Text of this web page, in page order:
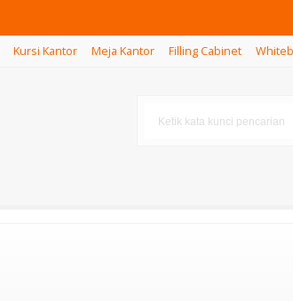
Kursi Kantor Meja Kantor Filling Cabinet